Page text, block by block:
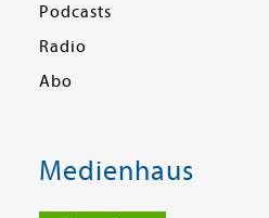
Podcasts
Radio
Abo
Medienhaus